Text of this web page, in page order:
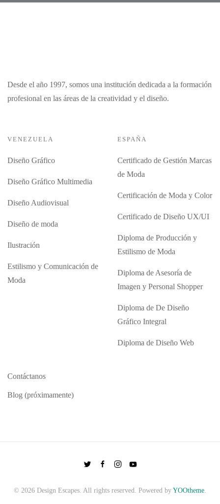
Desde el año 1997, somos una institución dedicada a la formación
profesional en las áreas de la creatividad y el diseño.
VENEZUELA
Diseño Gráfico
Diseño Gráfico Multimedia
Diseño Audiovisual
Diseño de moda
Ilustración
Estilismo y Comunicación de
Moda
ESPAÑA
Certificado de Gestión Marcas
de Moda
Certificación de Moda y Color
Certificado de Diseño UX/UI
Diploma de Producción y
Estilismo de Moda
Diploma de Asesoría de
Imagen y Personal Shopper
Diploma de De Diseño
Gráfico Integral
Diploma de Diseño Web
Contáctanos
Blog (próximamente)
© 2026 Design Escapes. All rights reserved. Powered by YOOtheme.